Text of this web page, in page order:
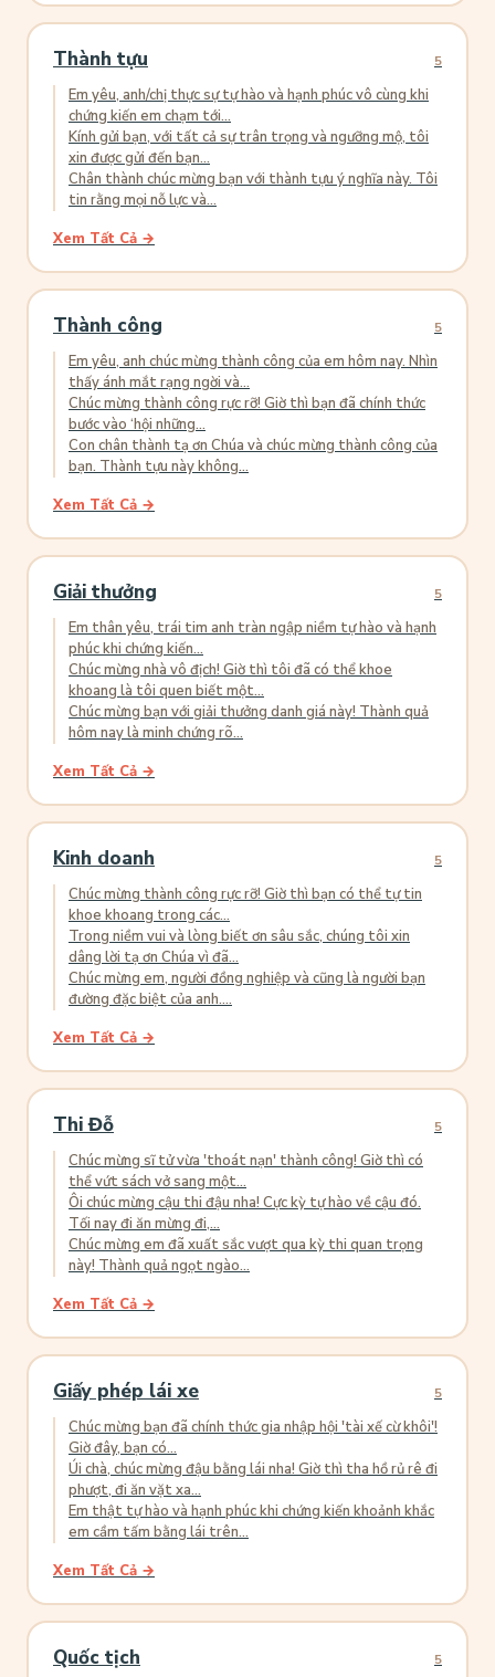
Thành tựu 5
Em yêu, anh/chị thực sự tự hào và hạnh phúc vô cùng khi
chứng kiến em chạm tới...
Kính gửi bạn, với tất cả sự trân trọng và ngưỡng mộ, tôi
xin được gửi đến bạn...
Chân thành chúc mừng bạn với thành tựu ý nghĩa này. Tôi
tin rằng mọi nỗ lực và...
Xem Tất Cả →
Thành công 5
Em yêu, anh chúc mừng thành công của em hôm nay. Nhìn
thấy ánh mắt rạng ngời và...
Chúc mừng thành công rực rỡ! Giờ thì bạn đã chính thức
bước vào ‘hội những...
Con chân thành tạ ơn Chúa và chúc mừng thành công của
bạn. Thành tựu này không...
Xem Tất Cả →
Giải thưởng 5
Em thân yêu, trái tim anh tràn ngập niềm tự hào và hạnh
phúc khi chứng kiến...
Chúc mừng nhà vô địch! Giờ thì tôi đã có thể khoe
khoang là tôi quen biết một...
Chúc mừng bạn với giải thưởng danh giá này! Thành quả
hôm nay là minh chứng rõ...
Xem Tất Cả →
Kinh doanh 5
Chúc mừng thành công rực rỡ! Giờ thì bạn có thể tự tin
khoe khoang trong các...
Trong niềm vui và lòng biết ơn sâu sắc, chúng tôi xin
dâng lời tạ ơn Chúa vì đã...
Chúc mừng em, người đồng nghiệp và cũng là người bạn
đường đặc biệt của anh....
Xem Tất Cả →
Thi Đỗ 5
Chúc mừng sĩ tử vừa 'thoát nạn' thành công! Giờ thì có
thể vứt sách vở sang một...
Ôi chúc mừng cậu thi đậu nha! Cực kỳ tự hào về cậu đó.
Tối nay đi ăn mừng đi,...
Chúc mừng em đã xuất sắc vượt qua kỳ thi quan trọng
này! Thành quả ngọt ngào...
Xem Tất Cả →
Giấy phép lái xe 5
Chúc mừng bạn đã chính thức gia nhập hội 'tài xế cừ khôi'!
Giờ đây, bạn có...
Úi chà, chúc mừng đậu bằng lái nha! Giờ thì tha hồ rủ rê đi
phượt, đi ăn vặt xa...
Em thật tự hào và hạnh phúc khi chứng kiến khoảnh khắc
em cầm tấm bằng lái trên...
Xem Tất Cả →
Quốc tịch 5